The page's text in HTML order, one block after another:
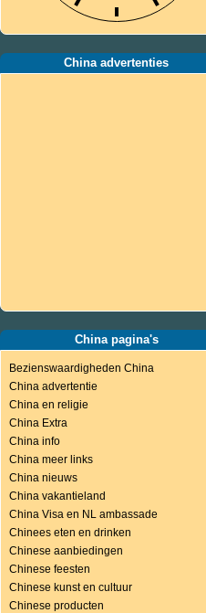
China advertenties
China pagina's
Bezienswaardigheden China
China advertentie
China en religie
China Extra
China info
China meer links
China nieuws
China vakantieland
China Visa en NL ambassade
Chinees eten en drinken
Chinese aanbiedingen
Chinese feesten
Chinese kunst en cultuur
Chinese producten